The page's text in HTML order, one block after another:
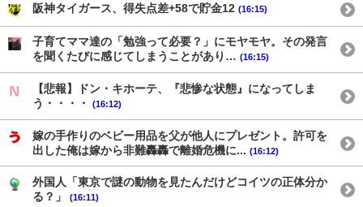
阪神タイガース、得失点差+58で貯金12 (16:15)
子育てママ達の「勉強って必要？」にモヤモヤ。その発言
を聞くたびに感じてしまうことがあり… (16:15)
【悲報】ドン・キホーテ、『悲惨な状態』になってしま
う・・・・
(16:12)
嫁の手作りのベビー用品を父が他人にプレゼント。許可を
出した俺は嫁から非難轟轟で離婚危機に... (16:12)
外国人「東京で謎の動物を見たんだけどコイツの正体分か
る？」
(16:11)